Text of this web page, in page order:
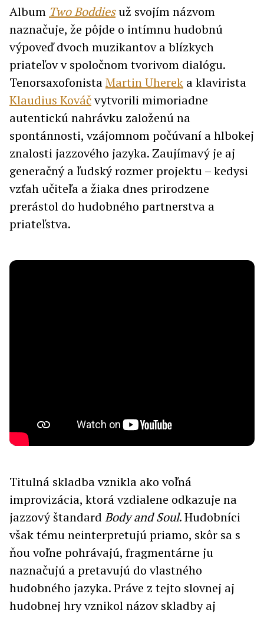
Album Two Boddiesuž svojím názvom
naznačuje, že pôjde o intímnu hudobnú
výpoveď dvoch muzikantov a blízkych
priateľov v spoločnom tvorivom dialógu.
TenorsaxofonistaMartin Uherek a klavirista
Klaudius Kováčvytvorili mimoriadne
autentickú nahrávku založenú na
spontánnosti, vzájomnom počúvaní a hlbokej
znalosti jazzového jazyka. Zaujímavý je aj
generačný a ľudský rozmer projektu – kedysi
vzťah učiteľa a žiaka dnes prirodzene
prerástol do hudobného partnerstva a
priateľstva.
Titulná skladba vznikla ako voľná
improvizácia, ktorá vzdialene odkazuje na
jazzový štandard Body and Soul. Hudobníci
však tému neinterpretujú priamo, skôr sa s
ňou voľne pohrávajú, fragmentárne ju
naznačujú a pretavujú do vlastného
hudobného jazyka. Práve z tejto slovnej aj
hudobnej hry vznikol názov skladby aj